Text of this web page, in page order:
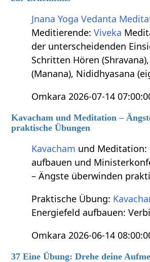
Jnana Yoga Vedanta
Meditierende:Viveka
der unterscheidenden
Schritten Hören
(Manana), Nididhyasana
Omkara 2026-07-14
Kavacham und Meditation –
praktische Übungen
Kavacham und Meditation:
aufbauen und
– Ängste überwinden
Praktische Übung:
Energiefeld aufbauen:
Omkara 2026-06-14
37 Eine Übung: Drehe deine